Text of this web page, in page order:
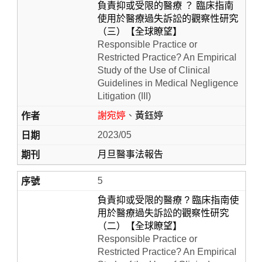
負責抑或受限的醫療 ？ 臨床指南
使用於醫療過失訴訟的觀察性研究
（三）【全球瞭望】
Responsible Practice or
Restricted Practice? An Empirical
Study of the Use of Clinical
Guidelines in Medical Negligence
Litigation (III)
謝宛婷、 黃鈺婷
2023/05
月旦醫事法報告
5
負責抑或受限的醫療 ? 臨床指南使
用於醫療過失訴訟的觀察性研究
（二）【全球瞭望】
Responsible Practice or
Restricted Practice? An Empirical